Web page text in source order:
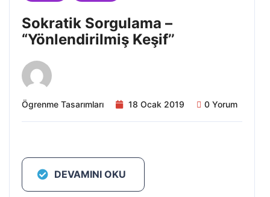
Sokratik Sorgulama –
“Yönlendirilmiş Keşif’’
Ögrenme Tasarımları 18 Ocak 2019 0 Yorum
DEVAMINI OKU